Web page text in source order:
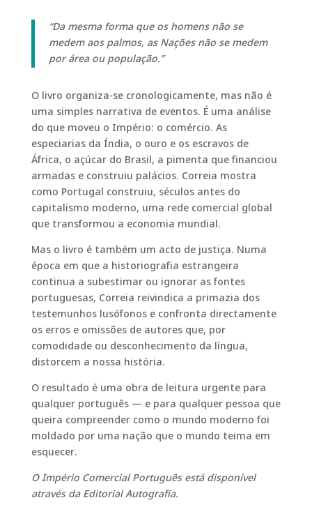
“Da mesma forma que os homens não se
medem aos palmos, as Nações não se medem
por área ou população.”
O livro organiza-se cronologicamente, mas não é
uma simples narrativa de eventos. É uma análise
do que moveu o Império: o comércio. As
especiarias da Índia, o ouro e os escravos de
África, o açúcar do Brasil, a pimenta que financiou
armadas e construiu palácios. Correia mostra
como Portugal construiu, séculos antes do
capitalismo moderno, uma rede comercial global
que transformou a economia mundial.
Mas o livro é também um acto de justiça. Numa
época em que a historiografia estrangeira
continua a subestimar ou ignorar as fontes
portuguesas, Correia reivindica a primazia dos
testemunhos lusófonos e confronta directamente
os erros e omissões de autores que, por
comodidade ou desconhecimento da língua,
distorcem a nossa história.
O resultado é uma obra de leitura urgente para
qualquer português — e para qualquer pessoa que
queira compreender como o mundo moderno foi
moldado por uma nação que o mundo teima em
esquecer.
O Império Comercial Português está disponível
através da Editorial Autografía.